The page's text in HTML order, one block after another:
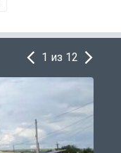
1 из 12